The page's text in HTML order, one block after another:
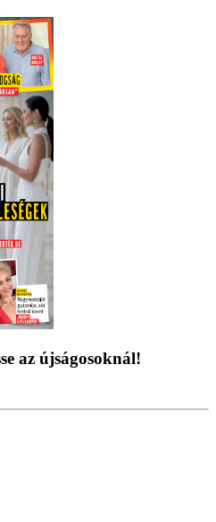
az újságosoknál!